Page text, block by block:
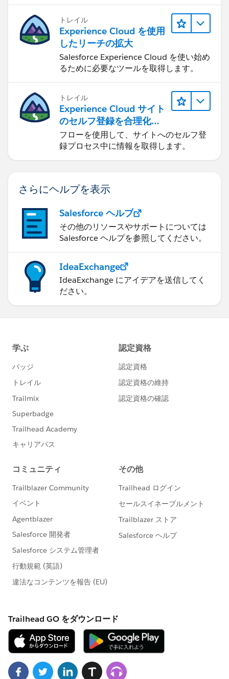
トレイル
Experience Cloud を使用
したリーチの拡大
Salesforce Experience Cloud を使い始め
るために必要なツールを取得します。
トレイル
Experience Cloud サイト
のセルフ登録を合理化す
る
フローを使用して、サイトへのセルフ登
録プロセス中に情報を取得します。
さらにヘルプを表示
Salesforce ヘルプ
その他のリソースやサポートについては
Salesforce ヘルプを参照してください。
IdeaExchange
IdeaExchange にアイデアを送信してく
ださい。